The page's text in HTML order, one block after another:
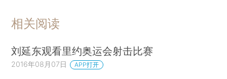
相关阅读
刘延东观看里约奥运会射击比赛
2016年08月07日 APP打开